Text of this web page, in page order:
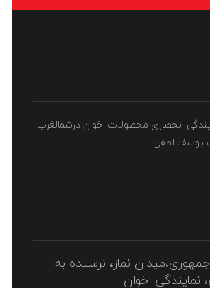
انحصاری محصولات اخوان درشمالغرب
یوسف لطفی
جمهوری،میدان نماز، نرسیده به
اخوان